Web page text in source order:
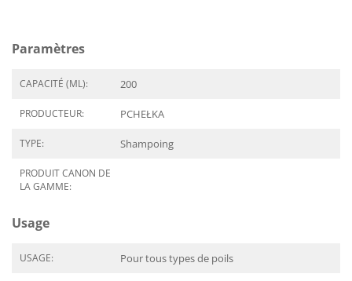
Paramètres
CAPACITÉ (ML): 200
PRODUCTEUR: PCHEŁKA
TYPE: Shampoing
PRODUIT CANON DE
LA GAMME:
Usage
USAGE: Pour tous types de poils